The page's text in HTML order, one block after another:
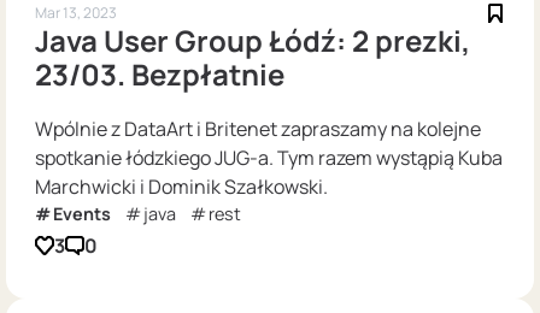
Mar 13, 2023
Java User Group Łódź: 2 prezki,
23/03. Bezpłatnie
Wpólnie z DataArt i Britenet zapraszamy na kolejne
spotkanie łódzkiego JUG-a. Tym razem wystąpią Kuba
Marchwicki i Dominik Szałkowski.
Events java rest
3 0